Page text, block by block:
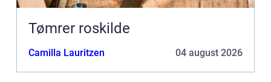
Tømrer roskilde
Camilla Lauritzen 04 august 2026